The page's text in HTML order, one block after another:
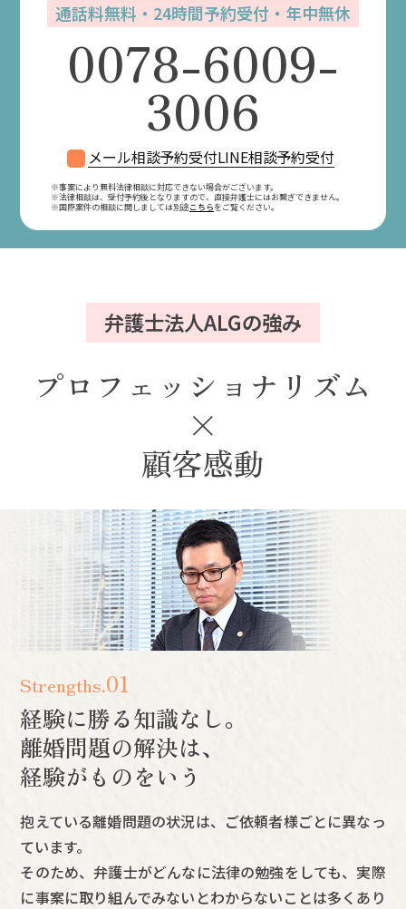
通話料無料・24時間予約受付・年中無休
0078-6009-
3006
メール相談予約受付LINE相談予約受付
※事案により無料法律相談に対応できない場合がございます。
※法律相談は、受付予約後となりますので、 直接弁護士にはお繋ぎできません。
※国際案件の相談に関しましては別途こちらをご覧ください。
弁護士法人ALGの強み
プロフェッショナリズム
×
顧客感動
Strengths.01
経験に勝る知識なし。
離婚問題の解決は、
経験がものをいう
抱えている離婚問題の状況は、ご依頼者様ごとに異なっ
ています。
そのため、弁護士がどんなに法律の勉強をしても、実際
に事案に取り組んでみないとわからないことは多くあり